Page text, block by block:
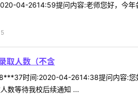
04-2614:59提问内容:老师您好，今
取人数（不含
时间:2020-04-2614:38提问内容:
数等待我校后续通知 ...